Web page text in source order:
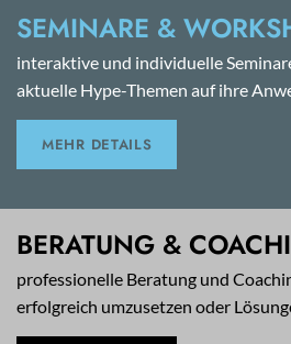
SEMINARE &
interaktive und individuelle
aktuelle Hype-Themen auf ihre
MEHR DETAILS
BERATUNG &
professionelle Beratung und
erfolgreich umzusetzen oder